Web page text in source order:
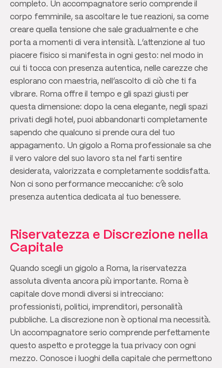
completo. Un accompagnatore serio comprende il
corpo femminile, sa ascoltare le tue reazioni, sa come
creare quella tensione che sale gradualmente e che
porta a momenti di vera intensità. L’attenzione al tuo
piacere fisico si manifesta in ogni gesto: nel modo in
cui ti tocca con presenza autentica, nelle carezze che
esplorano con maestria, nell’ascolto di ciò che ti fa
vibrare. Roma offre il tempo e gli spazi giusti per
questa dimensione: dopo la cena elegante, negli spazi
privati degli hotel, puoi abbandonarti completamente
sapendo che qualcuno si prende cura del tuo
appagamento. Un gigolo a Roma professionale sa che
il vero valore del suo lavoro sta nel farti sentire
desiderata, valorizzata e completamente soddisfatta.
Non ci sono performance meccaniche: c’è solo
presenza autentica dedicata al tuo benessere.
Riservatezza e Discrezione nella
Capitale
Quando scegli un gigolo a Roma, la riservatezza
assoluta diventa ancora più importante. Roma è
capitale dove mondi diversi si intrecciano:
professionisti, politici, imprenditori, personalità
pubbliche. La discrezione non è optional ma necessità.
Un accompagnatore serio comprende perfettamente
questo aspetto e protegge la tua privacy con ogni
mezzo. Conosce i luoghi della capitale che permettono